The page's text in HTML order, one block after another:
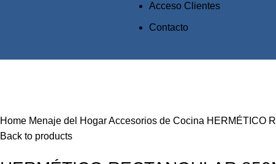
Acceso Clientes
Contacto
Home Menaje del HogarAccesorios de Cocina HERMÉTICO
Back to products